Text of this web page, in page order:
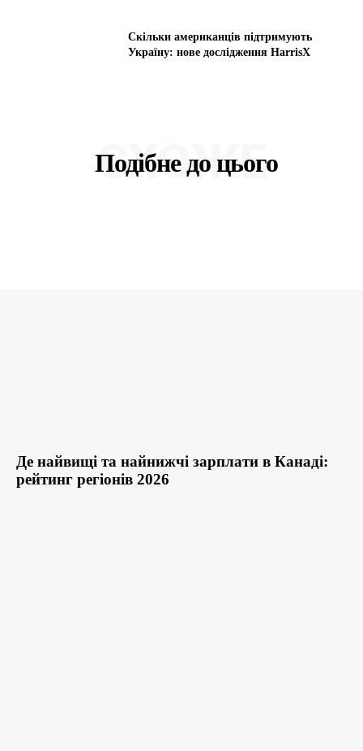
Скільки американців підтримують
Україну: нове дослідження HarrisX
Подібне до цього
СХОЖЕ
Де найвищі та найнижчі зарплати в Канаді:
рейтинг регіонів 2026